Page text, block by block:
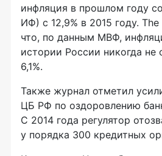
инфляция в прошлом году
ИФ) с 12,9% в 2015 году. The
что, по данным МВФ,
истории России никогда не
6,1%.
Также журнал отметил
ЦБ РФ по оздоровлению
С 2014 года регулятор
у порядка 300 кредитных